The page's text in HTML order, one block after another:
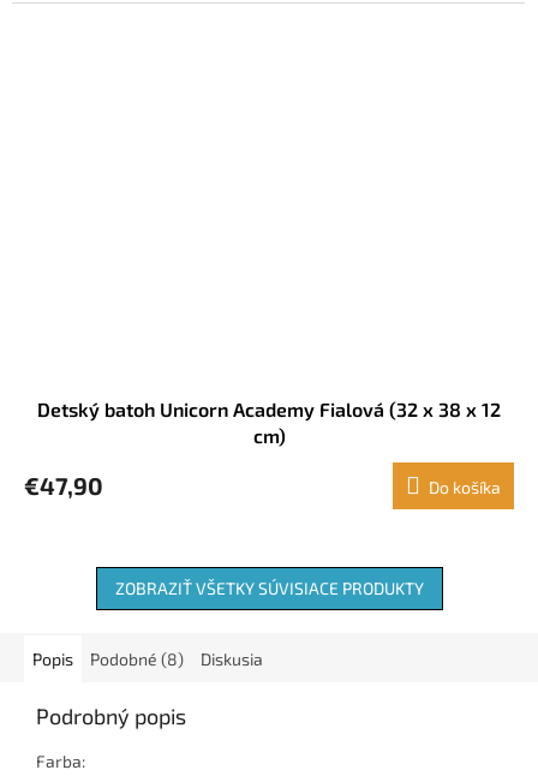
Detský batoh Unicorn Academy Fialová (32 x 38 x 12
cm)
€47,90 Do košíka
ZOBRAZIŤ VŠETKY SÚVISIACE PRODUKTY
Popis Podobné (8) Diskusia
Podrobný popis
Farba: